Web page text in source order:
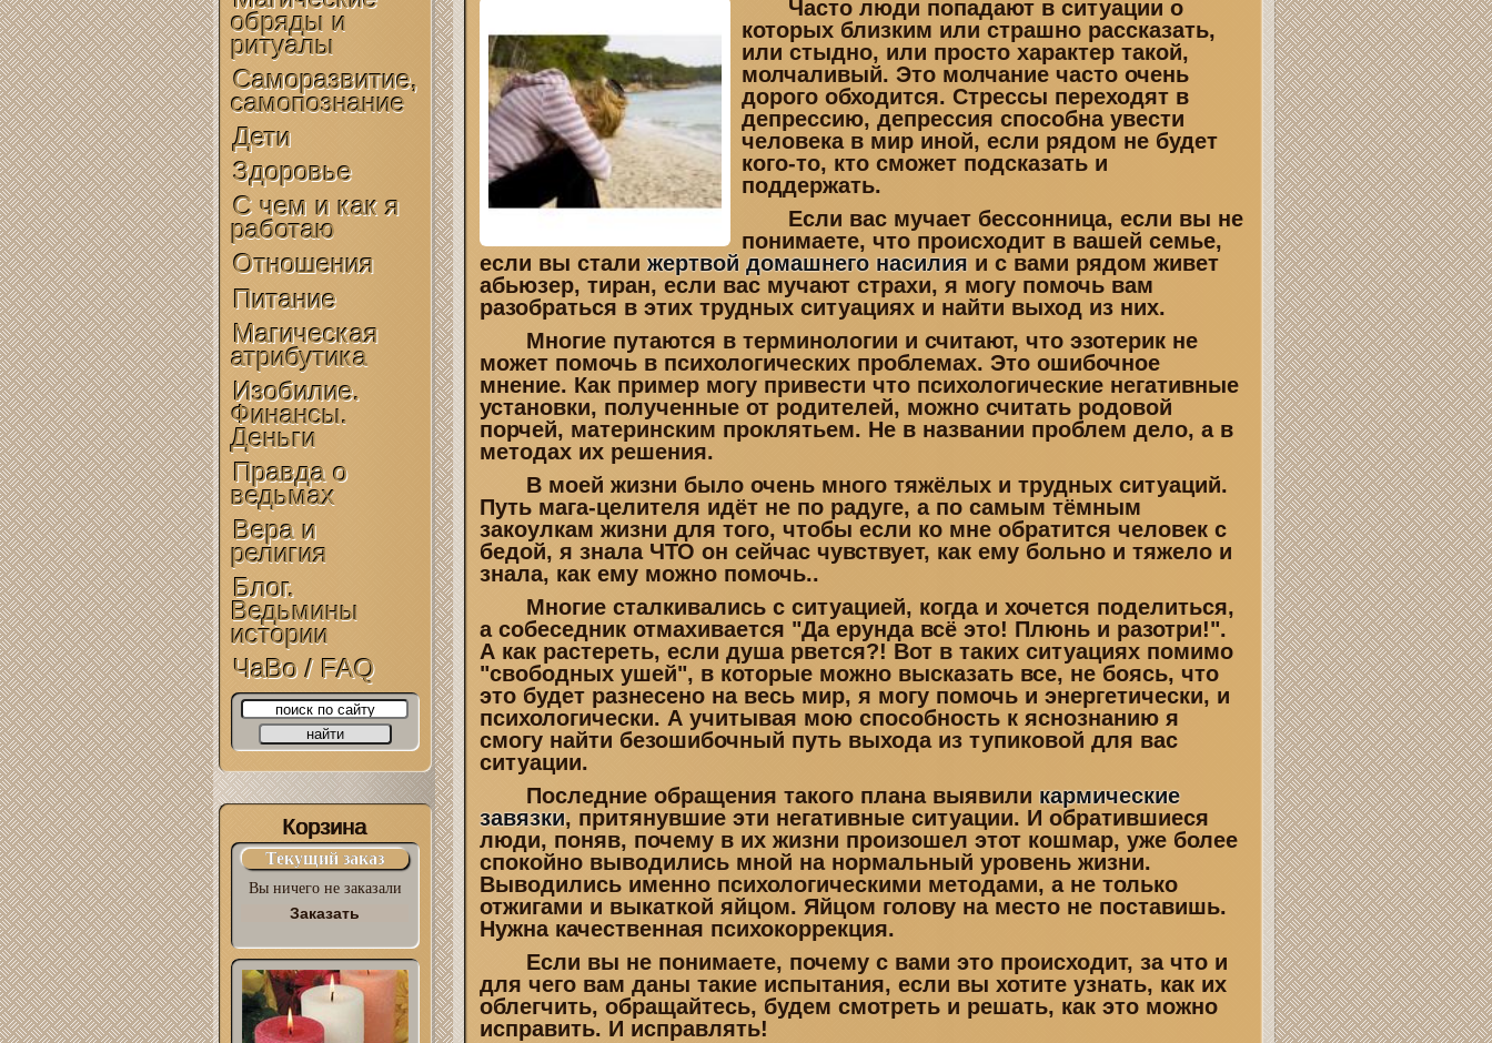
обряды и
ритуалы
Саморазвитие,
самопознание
Дети
Здоровье
С чем и как я
работаю
Отношения
Питание
Магическая
атрибутика
Изобилие.
Финансы.
Деньги
Правда о
ведьмах
Вера и
религия
Блог.
Ведьмины
истории
ЧаВо / FAQ
Корзина
Текущий заказ
Вы ничего не заказали
Заказать
Часто люди попадают в ситуации о
которых близким или страшно рассказать,
или стыдно, или просто характер такой,
молчаливый. Это молчание часто очень
дорого обходится. Стрессы переходят в
депрессию, депрессия способна увести
человека в мир иной, если рядом не будет
кого-то, кто сможет подсказать и
поддержать.
Если вас мучает бессонница, если вы не
понимаете, что происходит в вашей семье,
если вы сталижертвой домашнего насилия и с вами рядом живет
абьюзер, тиран, если вас мучают страхи, я могу помочь вам
разобраться в этих трудных ситуациях и найти выход из них.
Многие путаются в терминологии и считают, что эзотерик не
может помочь в психологических проблемах. Это ошибочное
мнение. Как пример могу привести что психологические негативные
установки, полученные от родителей, можно считать родовой
порчей, материнским проклятьем. Не в названии проблем дело, а в
методах их решения.
В моей жизни было очень много тяжёлых и трудных ситуаций.
Путь мага-целителя идёт не по радуге, а по самым тёмным
закоулкам жизни для того, чтобы если ко мне обратится человек с
бедой, я знала ЧТО он сейчас чувствует, как ему больно и тяжело и
знала, как ему можно помочь..
Многие сталкивались с ситуацией, когда и хочется поделиться,
а собеседник отмахивается "Да ерунда всё это! Плюнь и разотри!".
А как растереть, если душа рвется?! Вот в таких ситуациях помимо
"свободных ушей", в которые можно высказать все, не боясь, что
это будет разнесено на весь мир, я могу помочь и энергетически, и
психологически. А учитывая мою способность к яснознанию я
смогу найти безошибочный путь выхода из тупиковой для вас
ситуации.
Последние обращения такого плана выявиликармические
завязки, притянувшие эти негативные ситуации. И обратившиеся
люди, поняв, почему в их жизни произошел этот кошмар, уже более
спокойно выводились мной на нормальный уровень жизни.
Выводились именно психологическими методами, а не только
отжигами и выкаткой яйцом. Яйцом голову на место не поставишь.
Нужна качественная психокоррекция.
Если вы не понимаете, почему с вами это происходит, за что и
для чего вам даны такие испытания, если вы хотите узнать, как их
облегчить, обращайтесь, будем смотреть и решать, как это можно
исправить. И исправлять!